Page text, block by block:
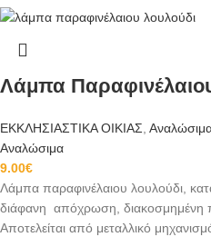
Λάμπα
ΕΚΚΛΗΣΙΑΣΤΙΚΑ ΟΙΚΙΑΣ,
Αναλώσιμα
9.00€
Λάμπα παραφινέλαιου λουλούδι,
διάφανη απόχρωση, διακοσμημένη
Αποτελείται από μεταλλικό